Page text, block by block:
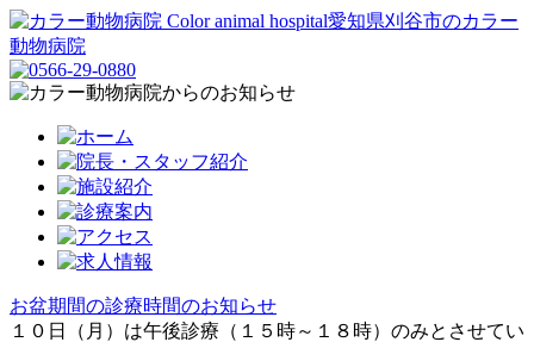
愛知県刈谷市のカラー
動物病院
お盆期間の診療時間のお知らせ
１０日（月）は午後診療（１５時～１８時）のみとさせてい